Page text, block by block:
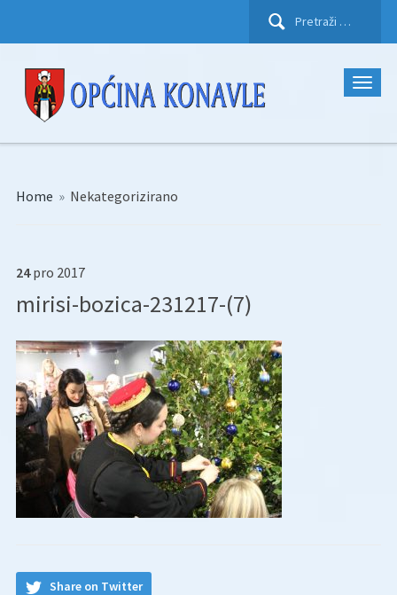
Pretraži:
Home » Nekategorizirano
24 pro 2017
mirisi-bozica-231217-(7)
Share on Twitter